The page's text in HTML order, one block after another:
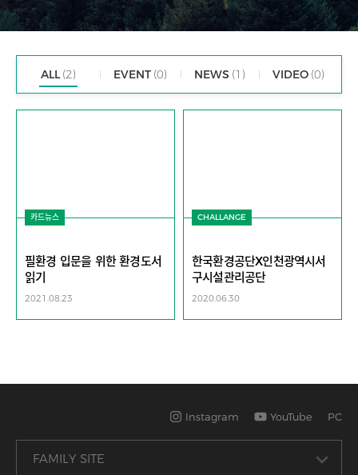
ALL (2) EVENT (0) NEWS (1) VIDEO (0)
카드뉴스
필환경 입문을 위한 환경도서
읽기
2021.08.23
CHALLANGE
한국환경공단X인천광역시서
구시설관리공단
2020.06.30
Instagram YouTube PC